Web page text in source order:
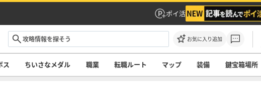
ポイ活
お気に入り追加
ス ちいさなメダル 職業 転職ルート マップ 装備 鍵宝箱場所